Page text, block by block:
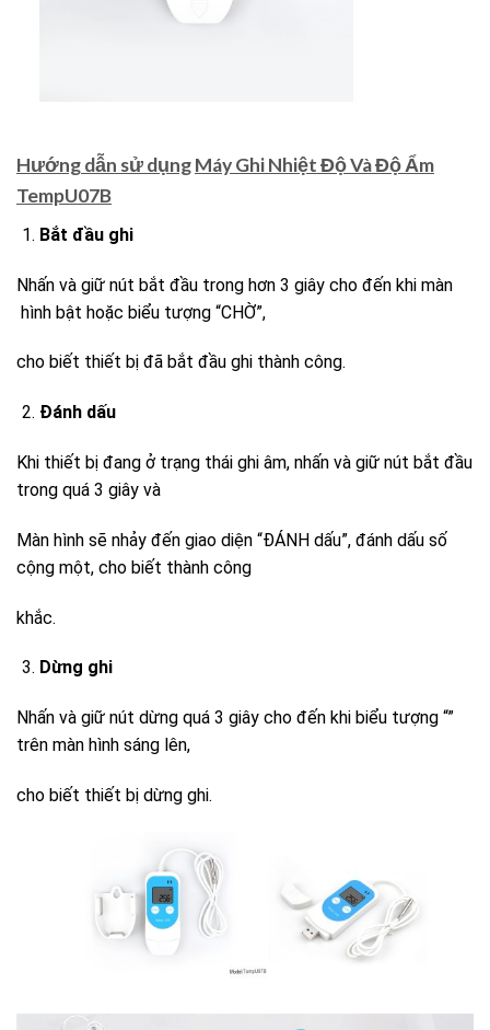
Hướng dẫn sử dụngMáy Ghi Nhiệt Độ Và Độ Ẩm
TempU07B
Bắt đầu ghi
Nhấn và giữ nút bắt đầu trong hơn 3 giây cho đến khi màn
hình bật hoặc biểu tượng “CHỜ”,
cho biết thiết bị đã bắt đầu ghi thành công.
Đánh dấu
Khi thiết bị đang ở trạng thái ghi âm, nhấn và giữ nút bắt đầu
trong quá 3 giây và
Màn hình sẽ nhảy đến giao diện “ĐÁNH dấu”, đánh dấu số
cộng một, cho biết thành công
khắc.
Dừng ghi
Nhấn và giữ nút dừng quá 3 giây cho đến khi biểu tượng “”
trên màn hình sáng lên,
cho biết thiết bị dừng ghi.